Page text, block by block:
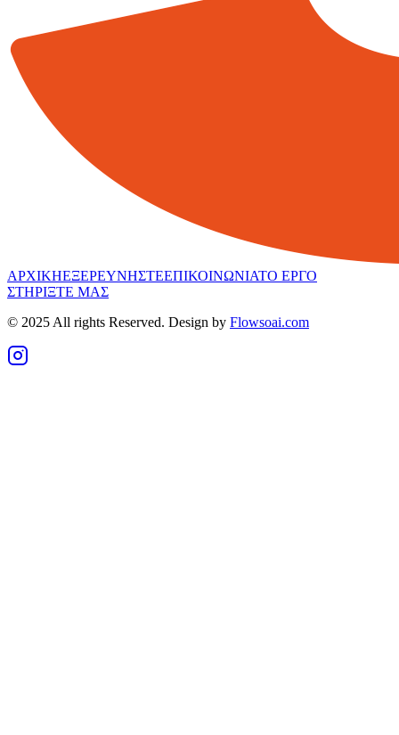
ΑΡΧΙΚΗΕΞΕΡΕΥΝΗΣΤΕΕΠΙΚΟΙΝΩΝΙΑΤΟ ΕΡΓΟ
ΣΤΗΡΙΞΤΕ ΜΑΣ
© 2025 All rights Reserved. Design by Flowsoai.com